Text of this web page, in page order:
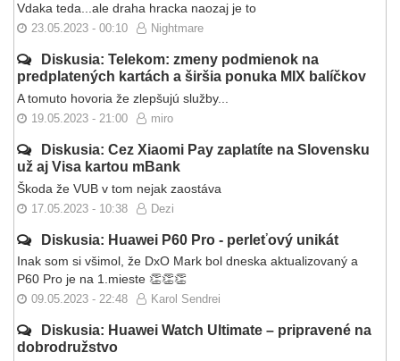
Vdaka teda...ale draha hracka naozaj je to
23.05.2023 - 00:10 Nightmare
Diskusia: Telekom: zmeny podmienok na
predplatených kartách a širšia ponuka MIX balíčkov
A tomuto hovoria že zlepšujú služby...
19.05.2023 - 21:00 miro
Diskusia: Cez Xiaomi Pay zaplatíte na Slovensku
už aj Visa kartou mBank
Škoda že VUB v tom nejak zaostáva
17.05.2023 - 10:38 Dezi
Diskusia: Huawei P60 Pro - perleťový unikát
Inak som si všimol, že DxO Mark bol dneska aktualizovaný a
P60 Pro je na 1.mieste 👏👏👏
09.05.2023 - 22:48 Karol Sendrei
Diskusia: Huawei Watch Ultimate – pripravené na
dobrodružstvo